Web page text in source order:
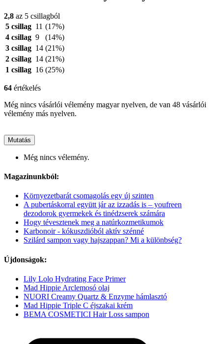
2,8 az 5 csillagból
5 csillag 11 (17%)
4 csillag 9
(14%)
3 csillag 14 (21%)
2 csillag 14 (21%)
1 csillag 16 (25%)
64 értékelés
Még nincs vásárlói vélemény magyar nyelven, de van 48 vásárlói
vélemény más nyelven.
Mutatás
Még nincs vélemény.
Magazinunkból:
Környezetbarát csomagolás egy új szinten
A pubertáskorral együtt jár az izzadás is – youfreen
dezodorok gyermekek és tinédzserek számára
Hogy tévesztenek meg a natúrkozmetikumok
Karbonoir - kókuszdióból aktív szénné
Szilárd sampon vagy hajszappan? Mi a különbség?
Újdonságok:
Lily Lolo Hydrating Face Primer
Mad Hippie Arclemosó olaj
NUORI Creamy Quartz & Enzyme hámlasztó
Mad Hippie Triple C éjszakai krém
BEMA COSMETICI Hair Loss sampon